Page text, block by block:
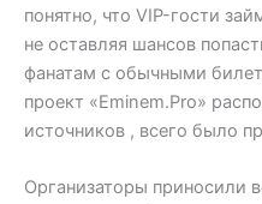
понятно, что VIP-гости
не оставляя шансов
фанатам с обычными
проект «Eminem.Pro»
источников , всего было
Организаторы приносили